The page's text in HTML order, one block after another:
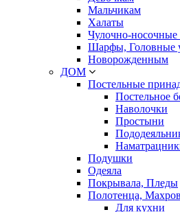
Мальчикам
Халаты
Чулочно-носочные
Шарфы, Головные
Новорожденным
ДОМ
Постельные
Постельное
Наволочки
Простыни
Подушки
Одеяла
Покрывала, Пледы
Полотенца,
Для кухни